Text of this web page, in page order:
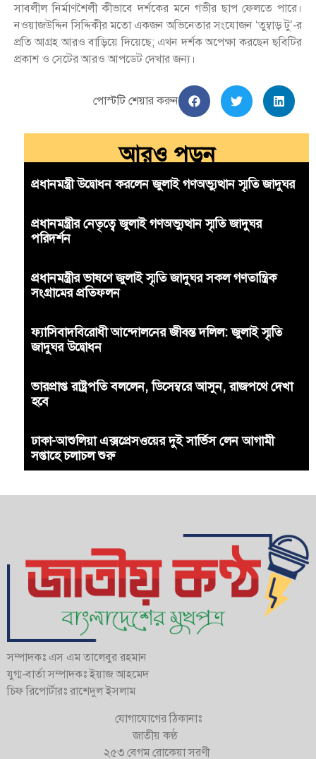
সাবলীল নির্মাণশৈলী কীভাবে দর্শকের মনে গভীর ছাপ ফেলতে পারে।
নওয়াজউদ্দিন সিদ্দিকীর মতো একজন অভিনেতার সংযোজন ‘তুম্বাড় টু’-র
প্রতি আগ্রহ আরও বাড়িয়ে দিয়েছে; এখন দর্শক অপেক্ষা করছেন ছবিটির
প্রকাশ ও সেটের আরও আপডেট দেখার জন্য।
পোস্টটি শেয়ার করুন
আরও পড়ুন
প্রধানমন্ত্রী উদ্বোধন করলেন জুলাই গণঅভ্যুত্থান স্মৃতি জাদুঘর
প্রধানমন্ত্রীর নেতৃত্বে জুলাই গণঅভ্যুত্থান স্মৃতি জাদুঘর
পরিদর্শন
প্রধানমন্ত্রীর ভাষণে জুলাই স্মৃতি জাদুঘর সকল গণতান্ত্রিক
সংগ্রামের প্রতিফলন
ফ্যাসিবাদবিরোধী আন্দোলনের জীবন্ত দলিল: জুলাই স্মৃতি
জাদুঘর উদ্বোধন
ভারপ্রাপ্ত রাষ্ট্রপতি বললেন, ডিসেম্বরে আসুন, রাজপথে দেখা
হবে
ঢাকা-আশুলিয়া এক্সপ্রেসওয়ের দুই সার্ভিস লেন আগামী
সপ্তাহে চলাচল শুরু
সম্পাদকঃ এস এম তালেবুর রহমান
যুগ্ম-বার্তা সম্পাদকঃ ইয়াজ আহমেদ
চিফ রিপোর্টারঃ রাশেদুল ইসলাম
যোগাযোগের ঠিকানাঃ
জাতীয় কণ্ঠ
২৫৩ বেগম রোকেয়া সরণী